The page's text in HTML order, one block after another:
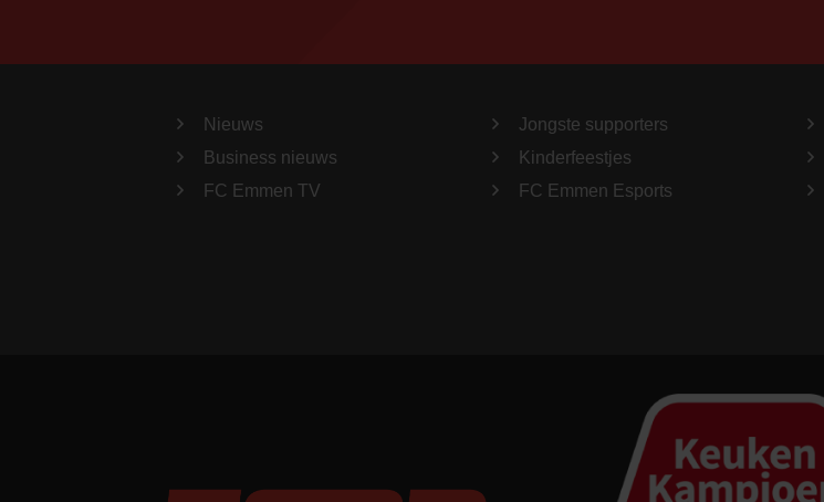
Nieuws
Business nieuws
FC Emmen TV
Jongste supporters
Kinderfeestjes
FC Emmen Esports